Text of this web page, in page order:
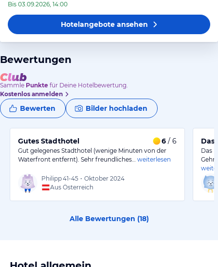
Bis 03.09.2026, 14:00
Hotelangeboteansehen
Bewertungen
Sammle Punkte für Deine Hotelbewertung.
Kostenlos anmelden
Bewerten Bilder hochladen
Gutes Stadthotel 6 / 6
Gut gelegenes Stadthotel (wenige Minuten von der
Waterfront entfernt). Sehr freundliches…
weiterlesen
Philipp41-45 • Oktober 2024
Aus Österreich
Das
Das
Alle Bewertungen (18)